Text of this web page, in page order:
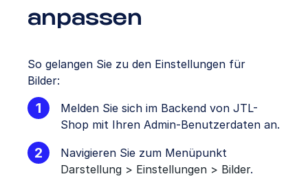
anpassen
So gelangen Sie zu den Einstellungen für
Bilder:
Melden Sie sich im Backend von JTL-
Shop mit Ihren Admin-Benutzerdaten an.
Navigieren Sie zum Menüpunkt
Darstellung > Einstellungen > Bilder.